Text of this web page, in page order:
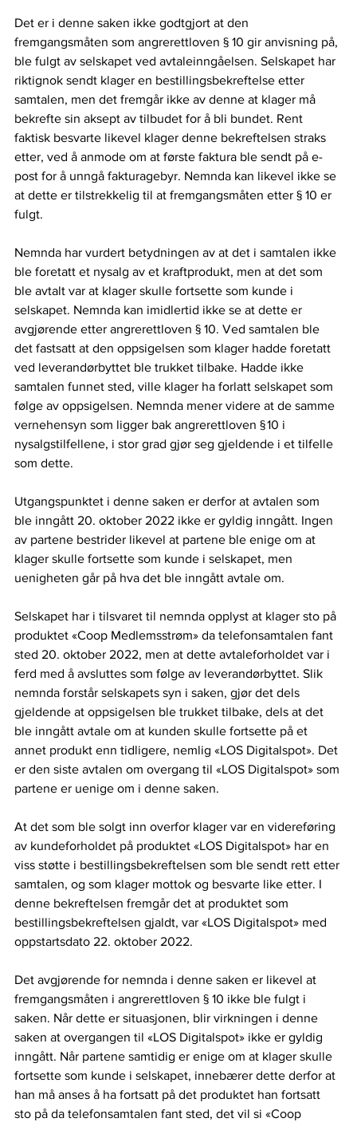
Det er i denne saken ikke godtgjort at den
fremgangsmåten som angrerettloven § 10 gir anvisning på,
ble fulgt av selskapet ved avtaleinngåelsen. Selskapet har
riktignok sendt klager en bestillingsbekreftelse etter
samtalen, men det fremgår ikke av denne at klager må
bekrefte sin aksept av tilbudet for å bli bundet. Rent
faktisk besvarte likevel klager denne bekreftelsen straks
etter, ved å anmode om at første faktura ble sendt på e-
post for å unngå fakturagebyr. Nemnda kan likevel ikke se
at dette er tilstrekkelig til at fremgangsmåten etter § 10 er
fulgt.
Nemnda har vurdert betydningen av at det i samtalen ikke
ble foretatt et nysalg av et kraftprodukt, men at det som
ble avtalt var at klager skulle fortsette som kunde i
selskapet. Nemnda kan imidlertid ikke se at dette er
avgjørende etter angrerettloven § 10. Ved samtalen ble
det fastsatt at den oppsigelsen som klager hadde foretatt
ved leverandørbyttet ble trukket tilbake. Hadde ikke
samtalen funnet sted, ville klager ha forlatt selskapet som
følge av oppsigelsen. Nemnda mener videre at de samme
vernehensyn som ligger bak angrerettloven § 10 i
nysalgstilfellene, i stor grad gjør seg gjeldende i et tilfelle
som dette.
Utgangspunktet i denne saken er derfor at avtalen som
ble inngått 20. oktober 2022 ikke er gyldig inngått. Ingen
av partene bestrider likevel at partene ble enige om at
klager skulle fortsette som kunde i selskapet, men
uenigheten går på hva det ble inngått avtale om.
Selskapet har i tilsvaret til nemnda opplyst at klager sto på
produktet «Coop Medlemsstrøm» da telefonsamtalen fant
sted 20. oktober 2022, men at dette avtaleforholdet var i
ferd med å avsluttes som følge av leverandørbyttet. Slik
nemnda forstår selskapets syn i saken, gjør det dels
gjeldende at oppsigelsen ble trukket tilbake, dels at det
ble inngått avtale om at kunden skulle fortsette på et
annet produkt enn tidligere, nemlig «LOS Digitalspot». Det
er den siste avtalen om overgang til «LOS Digitalspot» som
partene er uenige om i denne saken.
At det som ble solgt inn overfor klager var en videreføring
av kundeforholdet på produktet «LOS Digitalspot» har en
viss støtte i bestillingsbekreftelsen som ble sendt rett etter
samtalen, og som klager mottok og besvarte like etter. I
denne bekreftelsen fremgår det at produktet som
bestillingsbekreftelsen gjaldt, var «LOS Digitalspot» med
oppstartsdato 22. oktober 2022.
Det avgjørende for nemnda i denne saken er likevel at
fremgangsmåten i angrerettloven § 10 ikke ble fulgt i
saken. Når dette er situasjonen, blir virkningen i denne
saken at overgangen til «LOS Digitalspot» ikke er gyldig
inngått. Når partene samtidig er enige om at klager skulle
fortsette som kunde i selskapet, innebærer dette derfor at
han må anses å ha fortsatt på det produktet han fortsatt
sto på da telefonsamtalen fant sted, det vil si «Coop